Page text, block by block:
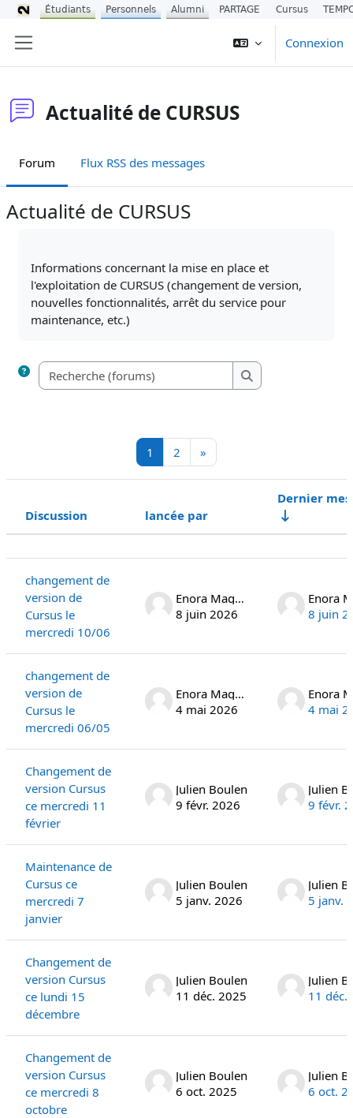
Connexion
Actualité de CURSUS
Forum Flux RSS des messages
Actualité de CURSUS
Informations concernant la mise en place et
l'exploitation de CURSUS (changement de version,
nouvelles fonctionnalités, arrêt du service pour
maintenance, etc.)
Recherche (forums)
Recherche (forums)
1 Page 1
2 Page 2
»
Statut
Discussion lancée par
Dernier
changement de
version de
Cursus le
mercredi 10/06
Enora Maguet
8 juin 2026
8 juin
changement de
version de
Cursus le
mercredi 06/05
Enora Maguet
4 mai 2026
4 mai
Changement de
version Cursus
ce mercredi 11
février
Julien Boulen
9 févr. 2026
Julien
9 févr.
Maintenance de
Cursus ce
mercredi 7
janvier
Julien Boulen
5 janv. 2026
Julien
5 janv.
Changement de
version Cursus
ce lundi 15
décembre
Julien Boulen
11 déc. 2025
Julien
11 déc.
Changement de
version Cursus
ce mercredi 8
octobre
Julien Boulen
6 oct. 2025
Julien
6 oct.
Étudiants Personnels Alumni PARTAGE Cursus